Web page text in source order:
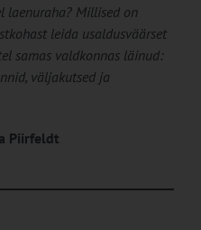
laenuraha? Millised on
leida usaldusväärset
samas valdkonnas läinud:
väljakutsed ja
Piirfeldt